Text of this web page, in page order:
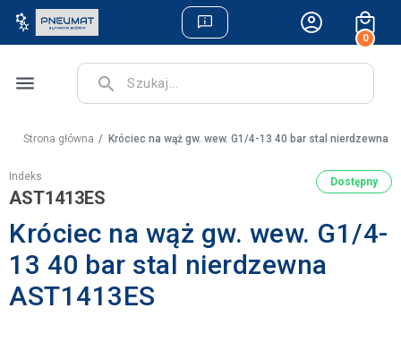
0
menu search
Strona główna Króciec na wąż gw. wew. G1/4-13 40 bar stal nierdzewna
Indeks
AST1413ES
Dostępny
Króciec na wąż gw. wew. G1/4-
13 40 bar stal nierdzewna
AST1413ES